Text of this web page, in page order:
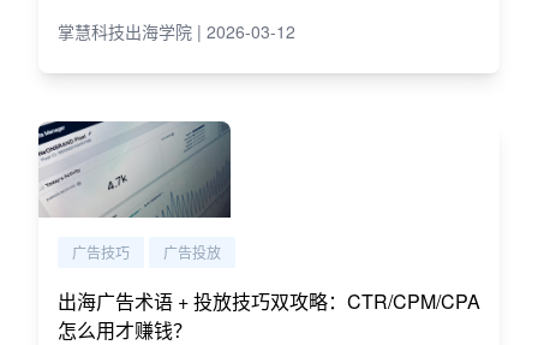
掌慧科技出海学院 | 2026-03-12
广告技巧 广告投放
出海广告术语 + 投放技巧双攻略：CTR/CPM/CPA
怎么用才赚钱？